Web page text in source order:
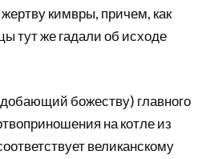
кимвры, причем, как
тут же гадали об исходе
божеству) главного
на котле из
великанскому